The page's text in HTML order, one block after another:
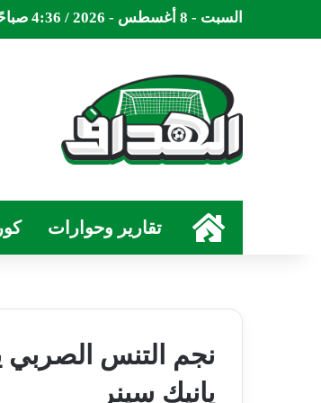
السبت - 8 أغسطس - 2026 / 4:36 صباحًا
الرئيسيةتقارير وحوارات
نجم التنس الصربي
يانيك سينر